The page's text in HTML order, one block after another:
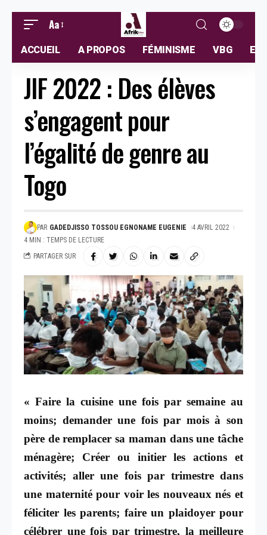
Aa
ACCUEIL A PROPOS FÉMINISME VBG
JIF 2022 : Des élèves
s’engagent pour
l’égalité de genre au
Togo
PAR GADEDJISSO TOSSOU EGNONAME EUGENIE
4 AVRIL 2022
4 MIN : TEMPS DE LECTURE
PARTAGER SUR
« Faire la cuisine une fois par semaine au
moins; demander une fois par mois à son
père de remplacer sa maman dans une tâche
ménagère; Créer ou initier les actions et
activités; aller une fois par trimestre dans
une maternité pour voir les nouveaux nés et
féliciter les parents; faire un plaidoyer pour
célébrer une fois par trimestre, la meilleure